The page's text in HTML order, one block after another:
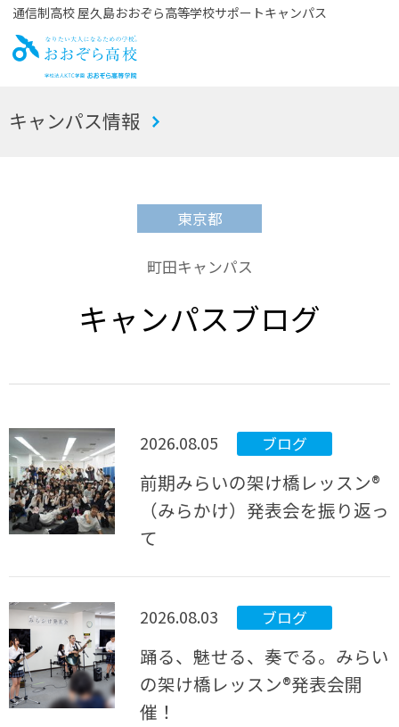
通信制高校 屋久島おおぞら高等学校サポートキャンパス
お
キャンパス情報
東京都
町田キャンパス
キャンパスブログ
2026.08.05 ブログ
前期みらいの架け橋レッスン®
（みらかけ）発表会を振り返っ
て
2026.08.03 ブログ
踊る、魅せる、奏でる。みらい
の架け橋レッスン®発表会開
催！